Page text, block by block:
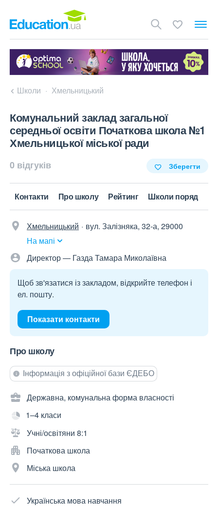
Школи Хмельницький
Комунальний заклад загальної
середньої освіти Початкова школа №1
Хмельницької міської ради
0 відгуків Зберегти
Контакти Про школу Рейтинг Школи поряд
Хмельницький
вул. Залізняка, 32-а, 29000
На мапі
Директор — Газда Тамара Миколаївна
Щоб зв'язатися із закладом, відкрийте телефон і
ел. пошту.
Показати контакти
Про школу
Інформація з офіційної бази ЄДЕБО
Державна, комунальна форма власності
1–4 класи
Учні/освітяни 8:1
Початкова школа
Міська школа
Українська мова навчання